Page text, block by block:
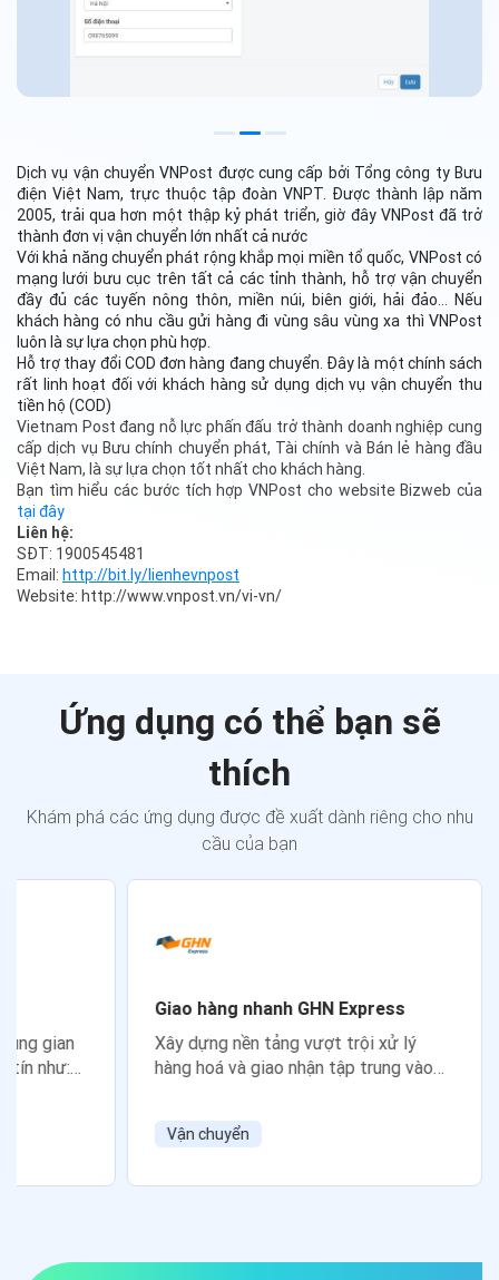
Dịch vụ vận chuyển VNPost được cung cấp bởi Tổng công ty Bưu
điện Việt Nam, trực thuộc tập đoàn VNPT. Được thành lập năm
2005, trải qua hơn một thập kỷ phát triển, giờ đây VNPost đã trở
thành đơn vị vận chuyển lớn nhất cả nước
Với khả năng chuyển phát rộng khắp mọi miền tổ quốc, VNPost có
mạng lưới bưu cục trên tất cả các tỉnh thành, hỗ trợ vận chuyển
đầy đủ các tuyến nông thôn, miền núi, biên giới, hải đảo… Nếu
khách hàng có nhu cầu gửi hàng đi vùng sâu vùng xa thì VNPost
luôn là sự lựa chọn phù hợp.
Hỗ trợ thay đổi COD đơn hàng đang chuyển. Đây là một chính sách
rất linh hoạt đối với khách hàng sử dụng dịch vụ vận chuyển thu
tiền hộ (COD)
Vietnam Post đang nỗ lực phấn đấu trở thành doanh nghiệp cung
cấp dịch vụ Bưu chính chuyển phát, Tài chính và Bán lẻ hàng đầu
Việt Nam, là sự lựa chọn tốt nhất cho khách hàng.
Bạn tìm hiểu các bước tích hợp VNPost cho website Bizweb của
tại đây
Liên hệ:
SĐT: 1900545481
Email: http://bit.ly/lienhevnpost
Website: http://www.vnpost.vn/vi-vn/
Ứng dụng có thể bạn sẽ
thích
Khám phá các ứng dụng được đề xuất dành riêng cho nhu
cầu của bạn
gian
tín như:
Giao hàng nhanh GHN Express
Xây dựng nền tảng vượt trội xử lý
hàng hoá và giao nhận tập trung vào
tối ưu chi phí hơn
Vận chuyển